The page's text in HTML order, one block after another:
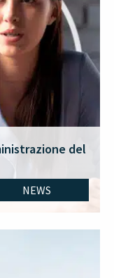
del
NEWS